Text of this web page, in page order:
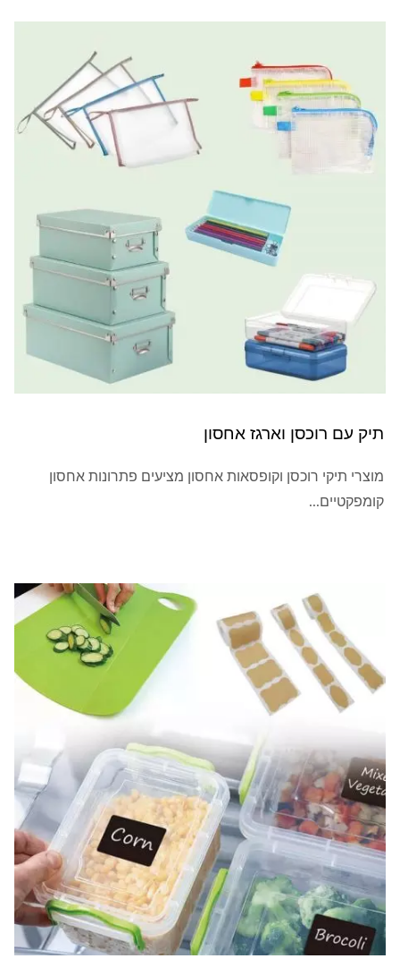
תיק עם רוכסן וארגז אחסון
מוצרי תיקי רוכסן וקופסאות אחסון מציעים פתרונות אחסון
קומפקטיים...